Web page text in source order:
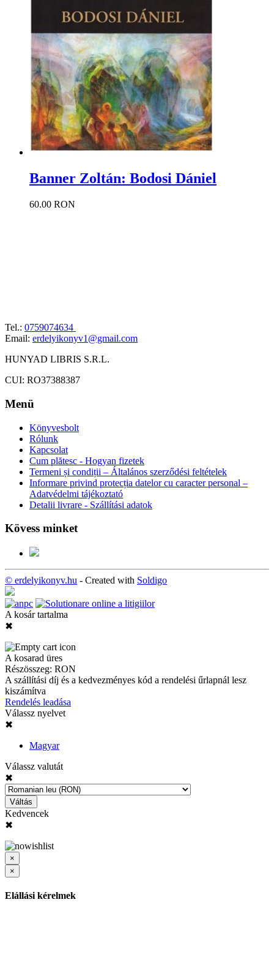
Banner Zoltán: Bodosi Dániel
60.00 RON
Tel.: 0759074634
Email: erdelyikonyv1@gmail.com
HUNYAD LIBRIS S.R.L.
CUI: RO37388387
Menü
Könyvesbolt
Rólunk
Kapcsolat
Cum plătesc - Hogyan fizetek
Termeni și condiții – Általános szerződési feltételek
Informare privind protecția datelor cu caracter personal –
Adatvédelmi tájékoztató
Detalii livrare - Szállítási adatok
Kövess minket
© erdelyikonyv.hu - Created with Soldigo
A kosár tartalma
✖
A kosarad üres
Részösszeg: RON
A szállítási díj és a kedvezményes kód a rendelési űrlapnál lesz
kiszámítva
Rendelés leadása
Válassz nyelvet
✖
Magyar
Válassz valutát
✖
Váltás
Kedvencek
✖
×
×
Elállási kérelmek